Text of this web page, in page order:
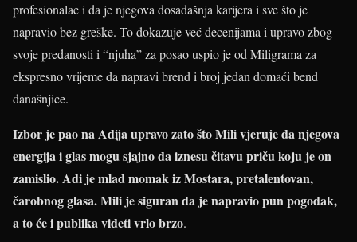
profesionalac i da je njegova dosadašnja karijera i sve što je
napravio bez greške. To dokazuje već decenijama i upravo zbog
svoje predanosti i “njuha” za posao uspio je od Miligrama za
ekspresno vrijeme da napravi brend i broj jedan domaći bend
današnjice.
Izbor je pao na Adija upravo zato što Mili vjeruje da njegova
energija i glas mogu sjajno da iznesu čitavu priču koju je on
zamislio. Adi je mlad momak iz Mostara, pretalentovan,
čarobnog glasa. Mili je siguran da je napravio pun pogodak,
a to će i publika videti vrlo brzo.